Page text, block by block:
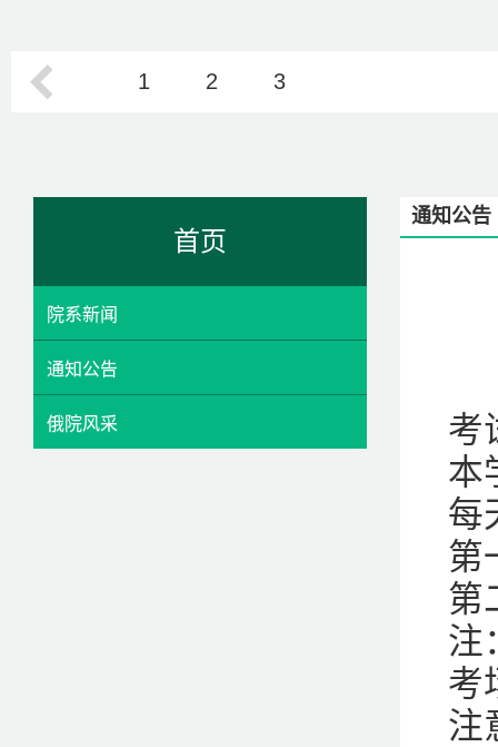
1 2 3
首页
院系新闻
通知公告
俄院风采
通知公告
考
本
每
第
第
注
考
注